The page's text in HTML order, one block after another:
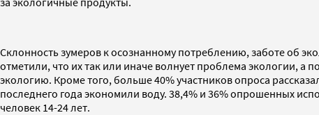
Склонность зумеров к осознанному потреблению, заботе об
отметили, что их так или иначе волнует проблема экологии, а
экологию. Кроме того, больше 40% участников опроса
последнего года экономили воду. 38,4% и 36% опрошенных
человек 14-24 лет.